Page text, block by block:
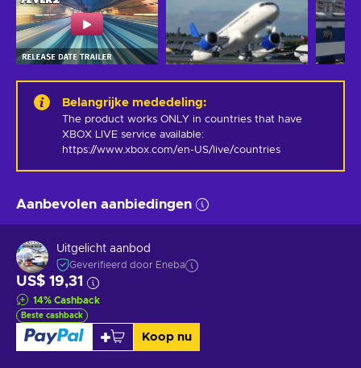
Belangrijke mededeling:
The product works ONLY in countries that have
XBOX LIVE service available:
https://www.xbox.com/en-US/live/countries
Aanbevolen aanbiedingen
Uitgelicht aanbod
Geverifieerd door Eneba
US$ 19,31
14% Cashback
Beste cashback
Koop nu